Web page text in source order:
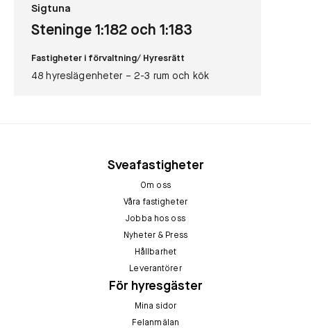
Sigtuna
Steninge 1:182 och 1:183
Fastigheter i förvaltning/ Hyresrätt
48 hyreslägenheter – 2-3 rum och kök
Sveafastigheter
Om oss
Våra fastigheter
Jobba hos oss
Nyheter & Press
Hållbarhet
Leverantörer
För hyresgäster
Mina sidor
Felanmälan